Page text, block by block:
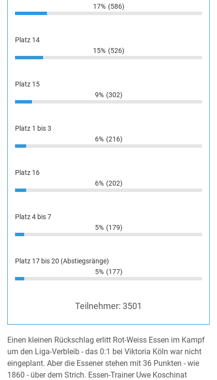
17% (586)
Platz 14
15% (526)
Platz 15
9% (302)
Platz 1 bis 3
6% (216)
Platz 16
6% (202)
Platz 4 bis 7
5% (179)
Platz 17 bis 20 (Abstiegsränge)
5% (177)
Teilnehmer: 3501
Einen kleinen Rückschlag erlitt Rot-Weiss Essen im Kampf
um den Liga-Verbleib - das 0:1 bei Viktoria Köln war nicht
eingeplant. Aber die Essener stehen mit 36 Punkten - wie
1860 - über dem Strich. Essen-Trainer Uwe Koschinat